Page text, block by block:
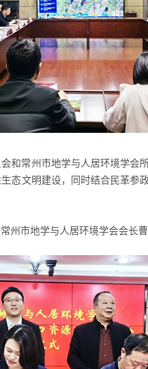
和常州市地学与人居环境学会
态文明建设，同时结合民革参
州市地学与人居环境学会会长